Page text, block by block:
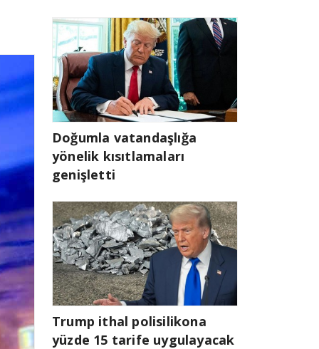
Doğumla vatandaşlığa
yönelik kısıtlamaları
genişletti
Trump ithal polisilikona
yüzde 15 tarife uygulayacak